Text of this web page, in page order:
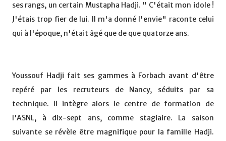
ses rangs, un certain Mustapha Hadji. " C'était mon idole !
J'étais trop fier de lui. Il m'a donné l'envie" raconte celui
qui à l'époque, n'était âgé que de que quatorze ans.
Youssouf Hadji fait ses gammes à Forbach avant d'être
repéré par les recruteurs de Nancy, séduits par sa
technique. Il intègre alors le centre de formation de
l'ASNL, à dix-sept ans, comme stagiaire. La saison
suivante se révèle être magnifique pour la famille Hadji.